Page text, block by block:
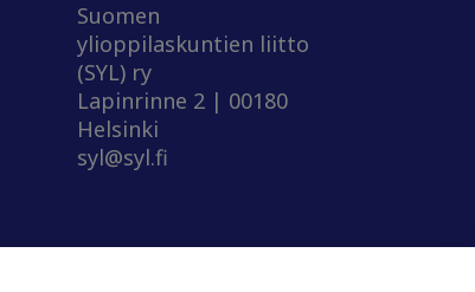
Suomen
ylioppilaskuntien liitto
(SYL) ry
Lapinrinne 2 | 00180
Helsinki
syl@syl.fi